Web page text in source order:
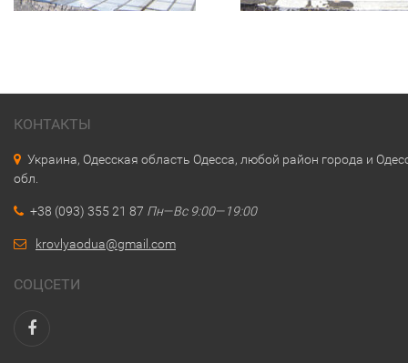
КОНТАКТЫ
Украина, Одесская область Одесса, любой район города и
обл.
+38 (093) 355 21 87 Пн—Вс 9:00—19:00
krovlyaodua@gmail.com
СОЦСЕТИ